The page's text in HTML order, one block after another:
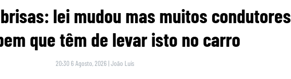
lei mudou mas muitos condutores
que têm de levar isto no carro
20:30 6 Agosto, 2026 |João Luís